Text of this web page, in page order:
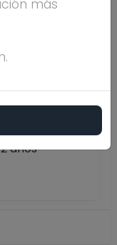
DOCTORADO
años
más